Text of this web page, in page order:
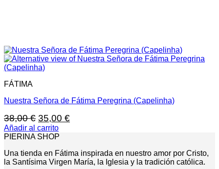
FÁTIMA
Nuestra Señora de Fátima Peregrina (Capelinha)
38,00€ El
precio
original
era:
38,00 €.
35,00 €El
es:
35,00 €.
Añadir al carrito
PIERINA SHOP
Una tienda en Fátima inspirada en nuestro amor por Cristo,
la Santísima Virgen María, la Iglesia y la tradición católica.